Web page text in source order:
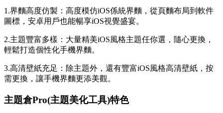
1.界麵高度仿製：高度模仿iOS係統界麵，從頁麵布局到軟件
圖標，安卓用戶也能暢享iOS視覺盛宴。
2.主題豐富多樣：大量精美iOS風格主題任你選，隨心更換，
輕鬆打造個性化手機界麵。
3.高清壁紙充足：除主題外，還有豐富iOS風格高清壁紙，按
需更換，讓手機界麵更添美觀。
主題倉Pro(主題美化工具)特色